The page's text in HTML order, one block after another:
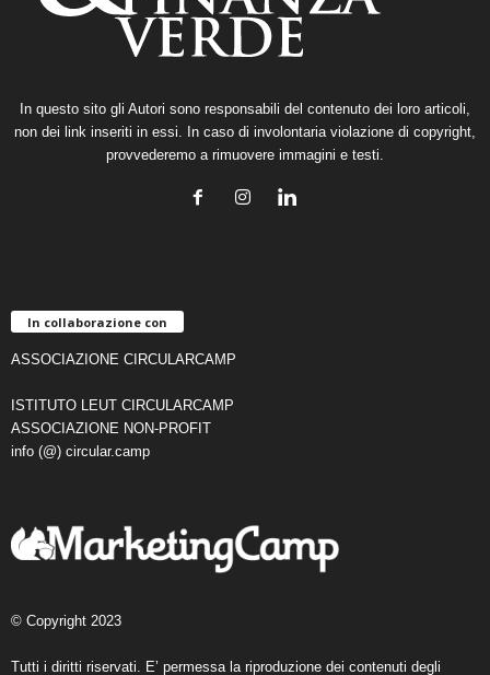
In questo sito gli Autori sono responsabili del contenuto dei loro articoli,
non dei link inseriti in essi. In caso di involontaria violazione di copyright,
provvederemo a rimuovere immagini e testi.
In collaborazione con
ASSOCIAZIONE CIRCULARCAMP
ISTITUTO LEUT CIRCULARCAMP
ASSOCIAZIONE NON-PROFIT
info (@) circular.camp
© Copyright 2023
Tutti i diritti riservati. E’ permessa la riproduzione dei contenuti degli